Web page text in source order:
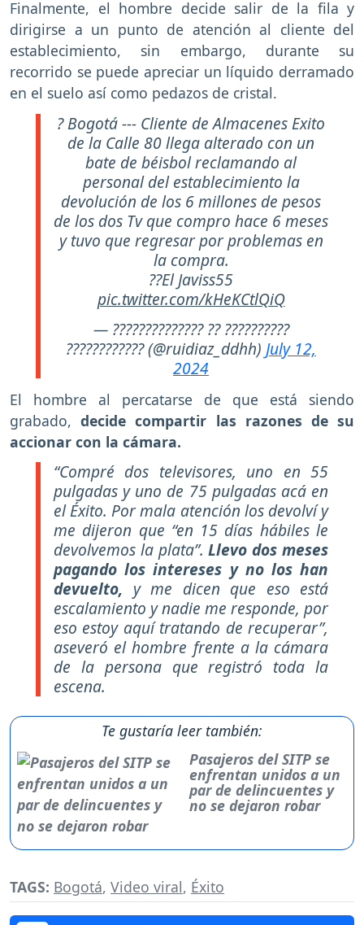
Finalmente, el hombre decide salir de la fila y
dirigirse a un punto de atención al cliente del
establecimiento, sin embargo, durante su
recorrido se puede apreciar un líquido derramado
en el suelo así como pedazos de cristal.
? Bogotá --- Cliente de Almacenes Exito
de la Calle 80 llega alterado con un
bate de béisbol reclamando al
personal del establecimiento la
devolución de los 6 millones de pesos
de los dos Tv que compro hace 6 meses
y tuvo que regresar por problemas en
la compra.
??El Javiss55
pic.twitter.com/kHeKCtlQiQ
— ?????????????? ?? ??????????
???????????? (@ruidiaz_ddhh) July 12,
2024
El hombre al percatarse de que está siendo
grabado, decide compartir las razones de su
accionar con la cámara.
“Compré dos televisores, uno en 55
pulgadas y uno de 75 pulgadas acá en
el Éxito. Por mala atención los devolví y
me dijeron que “en 15 días hábiles le
devolvemos la plata”.Llevo dos meses
pagando los intereses y no los han
devuelto, y me dicen que eso está
escalamiento y nadie me responde, por
eso estoy aquí tratando de recuperar”,
aseveró el hombre frente a la cámara
de la persona que registró toda la
escena.
Te gustaría leer también:
Pasajeros del SITP se
enfrentan unidos a un
par de delincuentes y
no se dejaron robar
TAGS: Bogotá, Video viral, Éxito